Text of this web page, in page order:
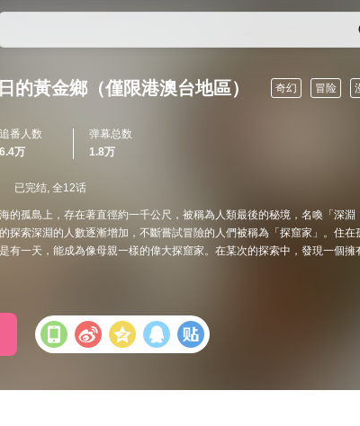
的黃金鄉（僅限港澳台地區） 奇幻 冒险
追番人数
6.4万
弹幕总数
1.8万
已完结, 全12话
的孤島上，存在著直徑約一千公尺，被稱為人類最後的秘境，名喚「深
探索深淵的人數逐漸增加，不斷嘗試冒險的人們被稱為「探窟家」。住
有一天，能成為像母親一樣的偉大探窟家。在某次的探索中，發現一個